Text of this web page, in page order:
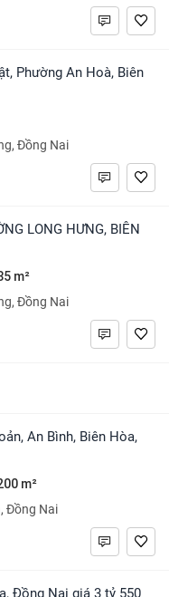
Đồng Nai
m²
Đồng Nai
m²
Đồng Nai